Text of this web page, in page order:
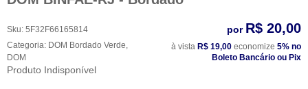
Sku: 5F32F66165814
Categoria: DOM Bordado Verde
DOM
Produto Indisponível
por R$ 20,00
à vista R$ 19,00 economize 5% no
Boleto Bancário ou Pix